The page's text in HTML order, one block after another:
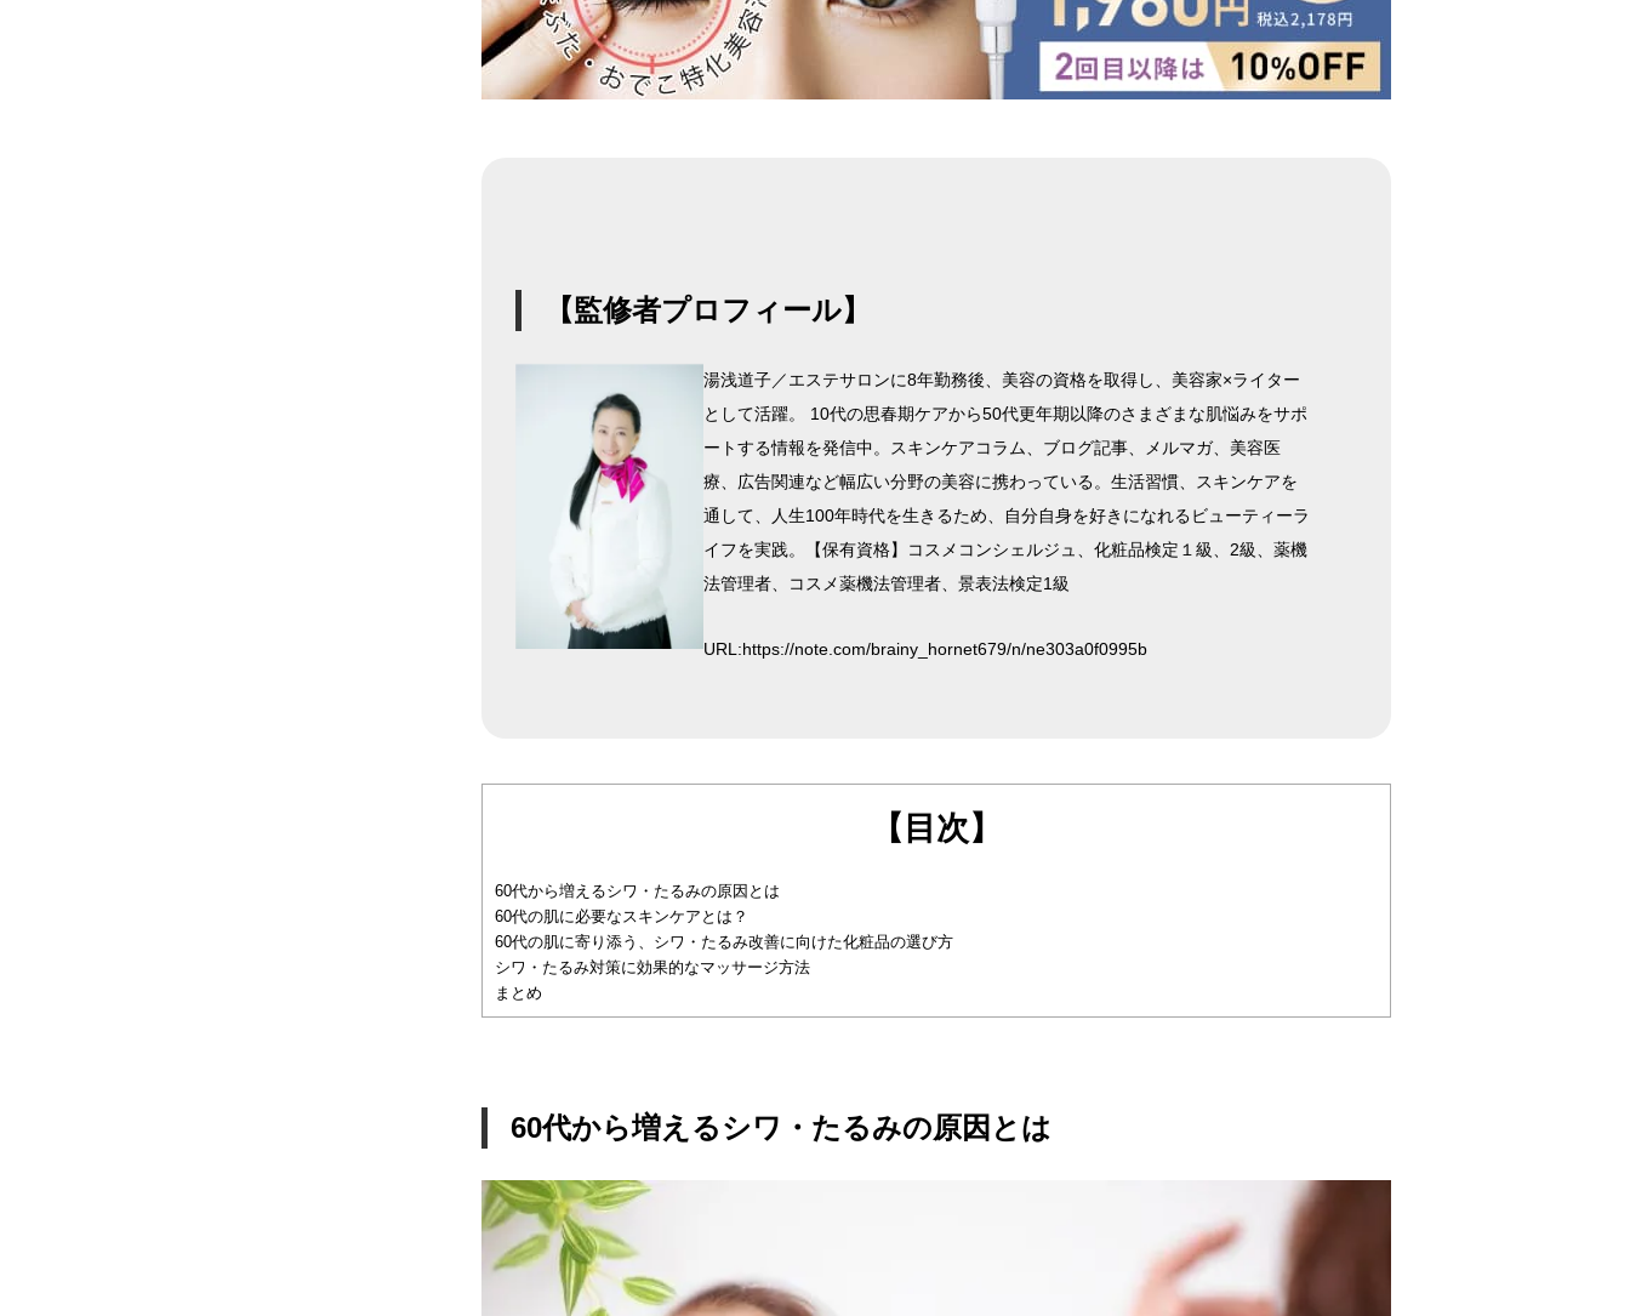
【監修者プロフィール】
湯浅道子／エステサロンに8年勤務後、美容の資格を取得し、美容家×ライター
として活躍。 10代の思春期ケアから50代更年期以降のさまざまな肌悩みをサポ
ートする情報を発信中。スキンケアコラム、ブログ記事、メルマガ、美容医
療、広告関連など幅広い分野の美容に携わっている。生活習慣、スキンケアを
通して、人生100年時代を生きるため、自分自身を好きになれるビューティーラ
イフを実践。【保有資格】コスメコンシェルジュ、化粧品検定１級、2級、薬機
法管理者、コスメ薬機法管理者、景表法検定1級
URL:https://note.com/brainy_hornet679/n/ne303a0f0995b
【目次】
60代から増えるシワ・たるみの原因とは
60代の肌に必要なスキンケアとは？
60代の肌に寄り添う、シワ・たるみ改善に向けた化粧品の選び方
シワ・たるみ対策に効果的なマッサージ方法
まとめ
60代から増えるシワ・たるみの原因とは